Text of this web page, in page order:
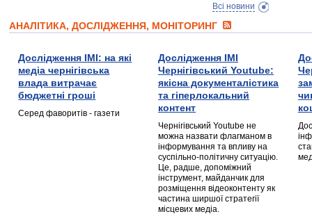
Всі новини
АНАЛІТИКА, ДОСЛІДЖЕННЯ, МОНІТОРИНГ
Дослідження ІМІ: на які
медіа чернігівська
влада витрачає
бюджетні гроші
Серед фаворитів - газети
Дослідження ІМІ
Чернігівський Youtube:
якісна документалістика
та гіперлокальний
контент
Чернігівський Youtube не
можна назвати флагманом в
інформування та впливу на
суспільно-політичну ситуацію.
Це, радше, допоміжний
інструмент, майданчик для
розміщення відеоконтенту як
частина ширшої стратегії
місцевих медіа.